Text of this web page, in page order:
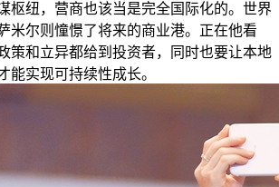
枢纽，营商也该当是完全国际化的。世界
米尔则憧憬了将来的商业港。正在他看
策和立异都给到投资者，同时也要让本地
能实现可持续性成长。